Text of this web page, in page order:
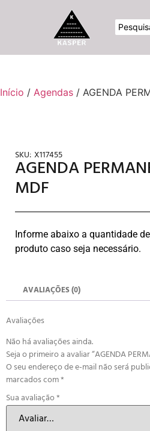
Início / Agendas / AGENDA
SKU: X117455
AGENDA
MDF
Informe abaixo a quantidade
produto caso seja necessário.
AVALIAÇÕES (0)
Avaliações
Não há avaliações ainda.
Seja o primeiro a avaliar “AGENDA
O seu endereço de e-mail não será
marcados com*
Sua avaliação*